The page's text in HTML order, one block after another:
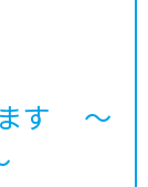
ます ～